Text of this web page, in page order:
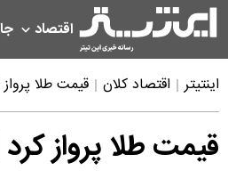
اقتصاد
اینتیتر اقتصاد کلان قیمت طلا پرواز
قیمت طلا پرواز کرد |